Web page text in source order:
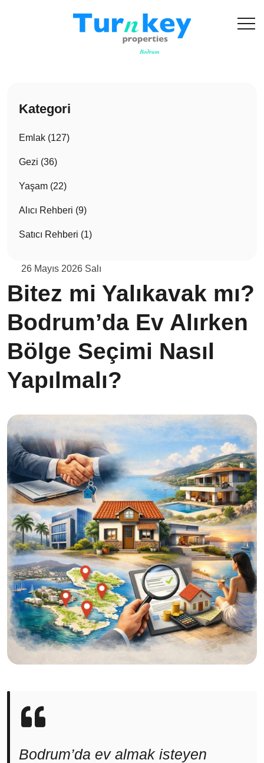
Kategori
Emlak (127)
Gezi (36)
Yaşam (22)
Alıcı Rehberi (9)
Satıcı Rehberi (1)
26 Mayıs 2026 Salı
Bitez mi Yalıkavak mı?
Bodrum’da Ev Alırken
Bölge Seçimi Nasıl
Yapılmalı?
Bodrum’da ev almak isteyen